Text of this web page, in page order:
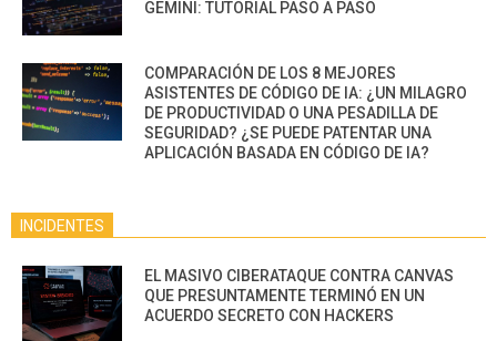
GEMINI: TUTORIAL PASO A PASO
COMPARACIÓN DE LOS 8 MEJORES
ASISTENTES DE CÓDIGO DE IA: ¿UN MILAGRO
DE PRODUCTIVIDAD O UNA PESADILLA DE
SEGURIDAD? ¿SE PUEDE PATENTAR UNA
APLICACIÓN BASADA EN CÓDIGO DE IA?
INCIDENTES
EL MASIVO CIBERATAQUE CONTRA CANVAS
QUE PRESUNTAMENTE TERMINÓ EN UN
ACUERDO SECRETO CON HACKERS